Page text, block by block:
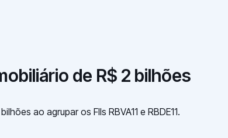
de R$ 2 bilhões
ao agrupar os FIIs RBVA11 e RBDE11.